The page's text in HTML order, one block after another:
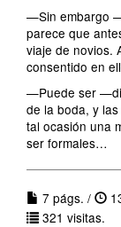
—Sin embargo
parece que
viaje de novios.
consentido en
—Puede ser
de la boda, y
tal ocasión una
ser formales…
7 págs. /
321 visitas.